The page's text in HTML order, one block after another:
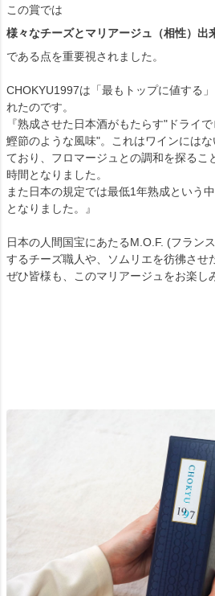
この賞では
様々なチーズとマリアージュ（相性）出
である点を重要視されました。
CHOKYU1997は「最もトップに値する
れたのです。
『熟成させた日本酒がもたらす"ドライ
鰹節のような風味"。これはワインには
ており、フロマージュとの調和を探るこ
時間となりました。
また日本の規定では最低1年熟成という
となりました。』
日本の人間国宝にあたるM.O.F. (フラン
するチーズ職人や、ソムリエを彷彿させ
ぜひ皆様も、このマリアージュをお楽し